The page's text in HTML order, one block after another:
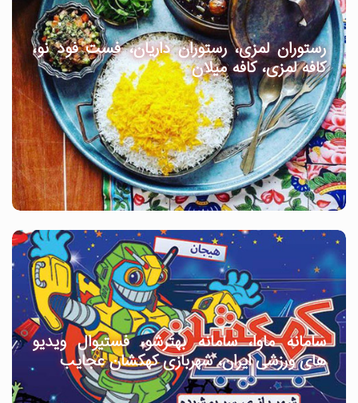
رستوران لمزی، رستوران داریان، فست فود نو،
کافه لمزی، کافه میلان
سامانه ماوا، سامانه بهترشو، فستیوال ویدیو
های ورزشی ایران، شهربازی کهکشان عجایب